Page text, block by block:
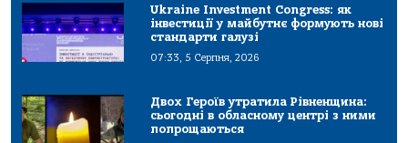
Ukraine Investment Congress: як
інвестиції у майбутнє формують нові
стандарти галузі
07:33, 5 Серпня, 2026
Двох Героїв утратила Рівненщина:
сьогодні в обласному центрі з ними
попрощаються